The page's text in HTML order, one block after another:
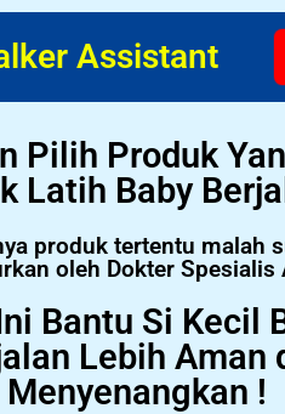
Assistant
Pilih Produk
Latih Baby
produk tertentu malah
oleh Dokter Spesialis
Bantu Si Kecil
Lebih Aman
Menyenangkan !